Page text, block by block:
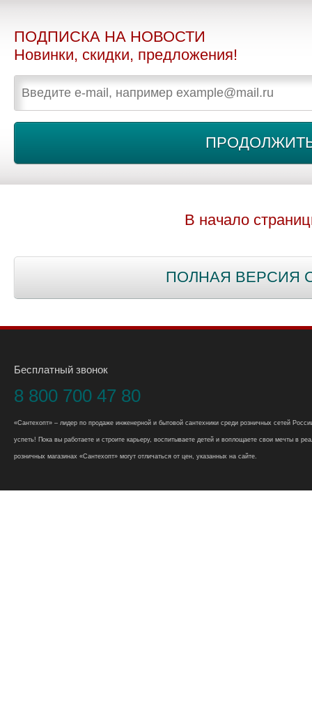
ПОДПИСКА НА НОВОСТИ
Новинки, скидки, предложения!
В начало
ПОЛНАЯ ВЕРСИЯ
Бесплатный звонок
8 800 700 47 80
«Сантехопт» – лидер по продаже инженерной и бытовой сантехники среди розничных сетей
успеть! Пока вы работаете и строите карьеру, воспитываете детей и воплощаете свои мечты в
розничных магазинах «Сантехопт» могут отличаться от цен, указанных на сайте.